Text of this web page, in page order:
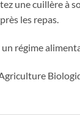
une cuillère à
les repas.
régime